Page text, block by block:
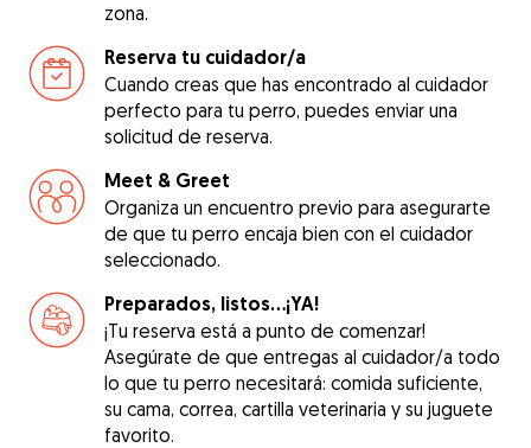
zona.
Reserva tu cuidador/a
Cuando creas que has encontrado al cuidador
perfecto para tu perro, puedes enviar una
solicitud de reserva.
Meet & Greet
Organiza un encuentro previo para asegurarte
de que tu perro encaja bien con el cuidador
seleccionado.
Preparados, listos...¡YA!
¡Tu reserva está a punto de comenzar!
Asegúrate de que entregas al cuidador/a todo
lo que tu perro necesitará: comida suficiente,
su cama, correa, cartilla veterinaria y su juguete
favorito.